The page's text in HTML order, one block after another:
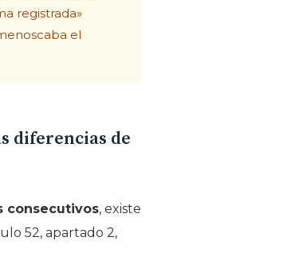
registrada»
el
diferencias de
consecutivos, existe
52, apartado 2,